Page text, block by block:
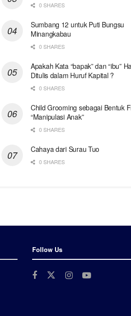
0 SHARES
Sumbang 12 untuk Puti Bungsu
Minangkabau
0 SHARES
Apakah Kata “bapak” dan “ibu”
Ditulis dalam Huruf Kapital ?
0 SHARES
Child Grooming sebagai Bentuk
“Manipulasi Anak”
0 SHARES
Cahaya dari Surau Tuo
0 SHARES
Follow Us